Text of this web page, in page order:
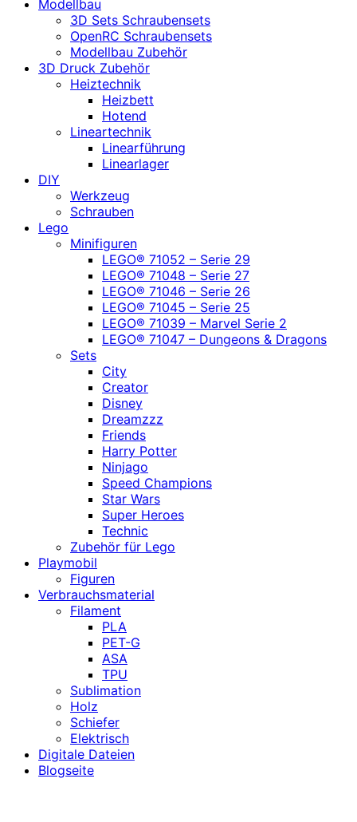
Modellbau
3D Sets Schraubensets
OpenRC Schraubensets
Modellbau Zubehör
3D Druck Zubehör
Heiztechnik
Heizbett
Hotend
Lineartechnik
Linearführung
Linearlager
DIY
Werkzeug
Schrauben
Lego
Minifiguren
LEGO® 71052 – Serie 29
LEGO® 71048 – Serie 27
LEGO® 71046 – Serie 26
LEGO® 71045 – Serie 25
LEGO® 71039 – Marvel Serie 2
LEGO® 71047 – Dungeons & Dragons
Sets
City
Creator
Disney
Dreamzzz
Friends
Harry Potter
Ninjago
Speed Champions
Star Wars
Super Heroes
Technic
Zubehör für Lego
Playmobil
Figuren
Verbrauchsmaterial
Filament
PLA
PET-G
ASA
TPU
Sublimation
Holz
Schiefer
Elektrisch
Digitale Dateien
Blogseite